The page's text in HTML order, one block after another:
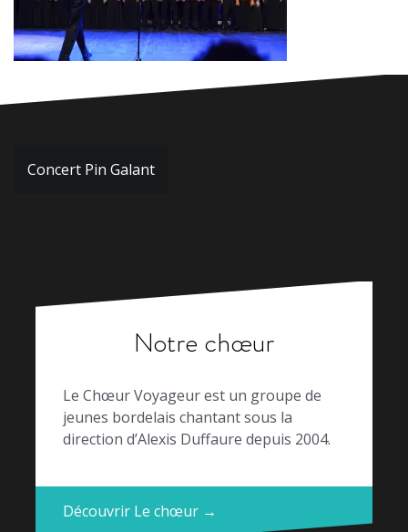
Navigation
Concert Pin Galant
Notre chœur
Le Chœur Voyageur est un groupe de
jeunes bordelais chantant sous la
direction d’Alexis Duffaure depuis 2004.
Découvrir Le chœur →